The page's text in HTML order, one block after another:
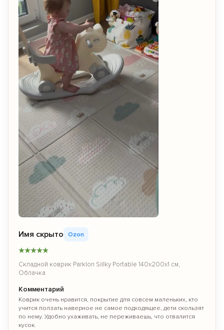
Имя скрыто Ozon
★★★★★
Складной коврик Parklon Sillky Portable 140x200x1 см,
Облачка
Комментарий
Коврик очень нравится, покрытие для совсем маленьких, кто
учится ползать наверное не самое подходящее, дети скользят
по нему. Удобно ухаживать, не переживаешь, что отвалится
кусок.